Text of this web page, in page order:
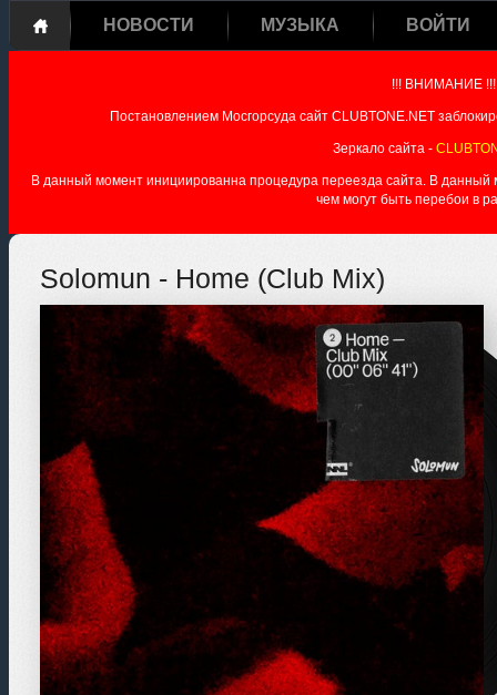
НОВОСТИ МУЗЫКА ВОЙТИ
!!! ВНИМАНИЕ !!!
Постановлением Мосгорсуда сайт CLUBTONE.NET
Зеркало сайта -
В данный момент инициированна процедура переезда сайта. В данный
чем могут быть перебои в
Solomun - Home (Club Mix)